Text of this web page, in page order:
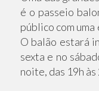
é o passeio
público com
O balão estará
sexta e no
noite, das 19h